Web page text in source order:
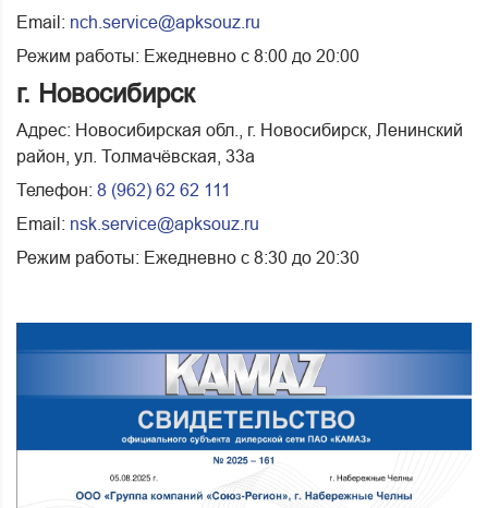
Email: nch.service@apksouz.ru
Режим работы: Ежедневно с 8:00 до 20:00
г. Новосибирск
Адрес: Новосибирская обл., г. Новосибирск, Ленинский
район, ул. Толмачёвская, 33а
Телефон: 8 (962) 62 62 111
Email: nsk.service@apksouz.ru
Режим работы: Ежедневно с 8:30 до 20:30